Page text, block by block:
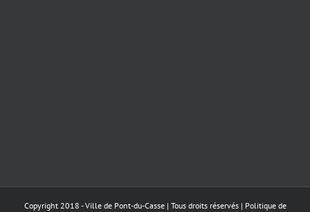
Copyright 2018 - Ville de Pont-du-Casse | Tous droits réservés | Politique de